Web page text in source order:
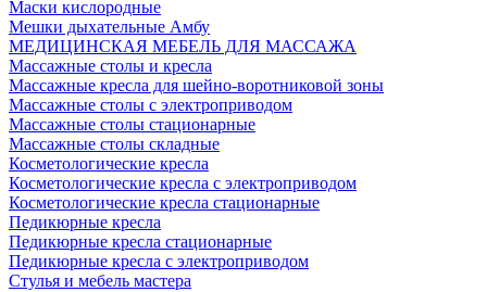
Маски кислородные
Мешки дыхательные Амбу
МЕДИЦИНСКАЯ МЕБЕЛЬ ДЛЯ МАССАЖА
Массажные столы и кресла
Массажные кресла для шейно-воротниковой зоны
Массажные столы с электроприводом
Массажные столы стационарные
Массажные столы складные
Косметологические кресла
Косметологические кресла с электроприводом
Косметологические кресла стационарные
Педикюрные кресла
Педикюрные кресла стационарные
Педикюрные кресла с электроприводом
Стулья и мебель мастера